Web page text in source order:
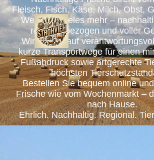
Fleisch, Fisch, Käse, Milch, Obst,
Wein und vieles mehr –
regional bezogen und voller
Wir setzen auf
kurze Transportwege für einen
Fußabdruck sowie artgerechte
höchsten
Bestellen Sie bequem online
Frische wie vom Wochenmarkt –
nach Hause.
Ehrlich. Nachhaltig. Regional.